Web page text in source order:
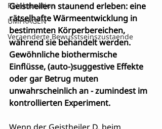
Reinkarnation
UMFRAGEN
Veraenderte Bewusstseinszustaende
Geistheilern staunend erleben: eine
rätselhafte Wärmeentwicklung in
bestimmten Körperbereichen,
während sie behandelt werden.
Gewöhnliche biothermische
Einflüsse, (auto-)suggestive Effekte
oder gar Betrug muten
unwahrscheinlich an - zumindest im
kontrollierten Experiment.